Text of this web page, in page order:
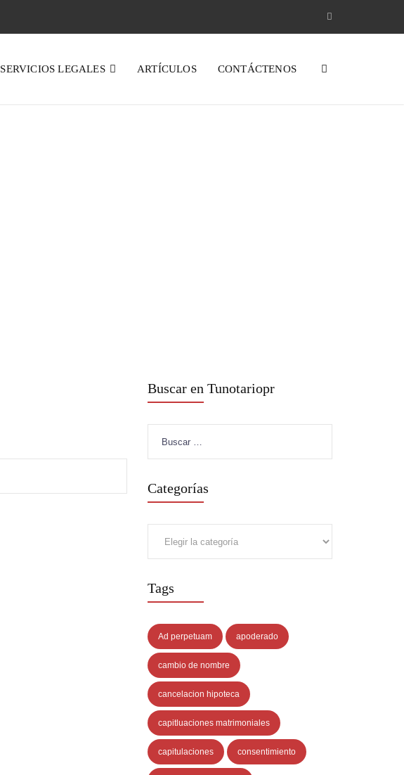
SERVICIOS LEGALES ARTÍCULOS CONTÁCTENOS
Buscar en Tunotariopr
Categorías
Tags
Ad perpetuam apoderado
cambio de nombre
cancelacion hipoteca
capitluaciones matrimoniales
capitulaciones consentimiento